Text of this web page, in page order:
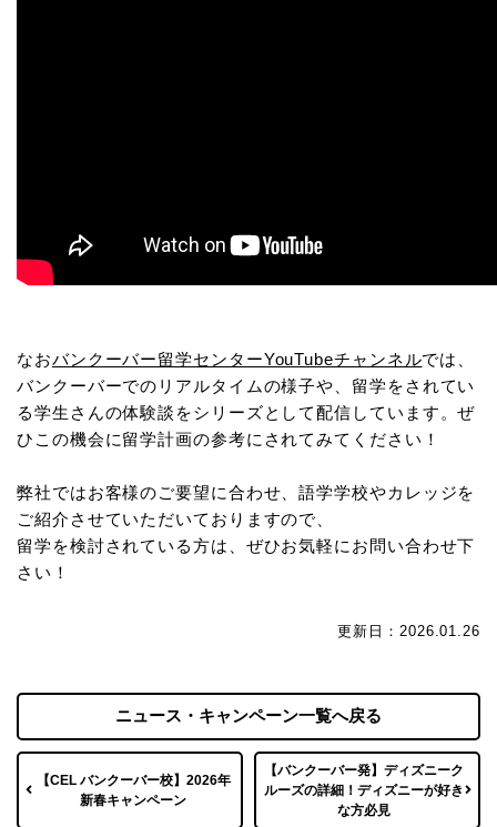
なおバンクーバー留学センターYouTubeチャンネルでは、
バンクーバーでのリアルタイムの様子や、留学をされてい
る学生さんの体験談をシリーズとして配信しています。ぜ
ひこの機会に留学計画の参考にされてみてください！
弊社ではお客様のご要望に合わせ、語学学校やカレッジを
ご紹介させていただいておりますので、
留学を検討されている方は、ぜひお気軽にお問い合わせ下
さい！
更新日：2026.01.26
【CEL バンクーバー校】2026年
新春キャンペーン
ニュース・キャンペーン一覧へ戻る
【バンクーバー発】ディズニーク
ルーズの詳細！ディズニーが好き
な方必見